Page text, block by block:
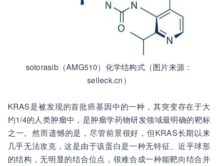
sotorasib（AMG510）化学结构式（图片来源：
selleck.cn）
KRAS是被发现的首批癌基因中的一种，其突变存在于大
约1/4的人类肿瘤中，是肿瘤学药物研发领域最明确的靶标
之一。然而遗憾的是，尽管前景很好，但KRAS长期以来
几乎无法攻克，这是由于该蛋白是一种无特征、近乎球形
的结构，无明显的结合位点，很难合成一种能靶向结合并